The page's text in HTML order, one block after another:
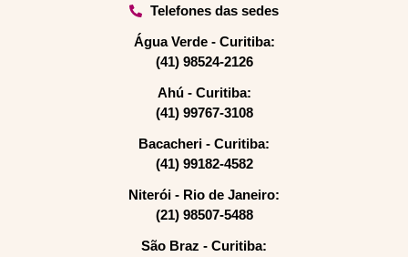
Telefones das sedes
Água Verde - Curitiba:
(41) 98524-2126
Ahú - Curitiba:
(41) 99767-3108
Bacacheri - Curitiba:
(41) 99182-4582
Niterói - Rio de Janeiro:
(21) 98507-5488
São Braz - Curitiba: